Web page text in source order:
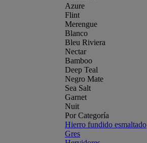
Azure
Flint
Merengue
Blanco
Bleu Riviera
Nectar
Bamboo
Deep Teal
Negro Mate
Sea Salt
Garnet
Nuit
Por Categoría
Hierro fundido esmaltado
Gres